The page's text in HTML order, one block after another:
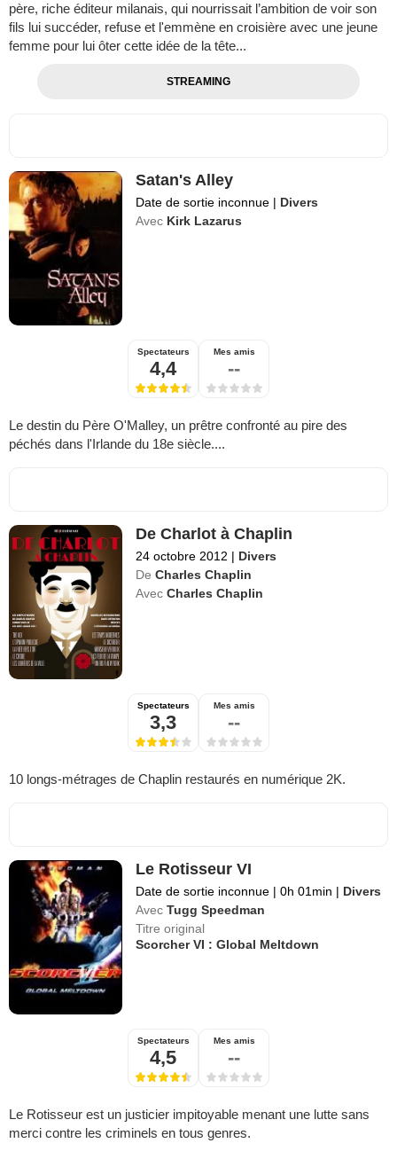
père, riche éditeur milanais, qui nourrissait l’ambition de voir son
fils lui succéder, refuse et l'emmène en croisière avec une jeune
femme pour lui ôter cette idée de la tête...
STREAMING
Satan's Alley
Date de sortie inconnue | Divers
Avec Kirk Lazarus
Spectateurs
4,4
Mes amis
--
Le destin du Père O'Malley, un prêtre confronté au pire des
péchés dans l'Irlande du 18e siècle....
De Charlot à Chaplin
24 octobre 2012 | Divers
De Charles Chaplin
Avec Charles Chaplin
Spectateurs
3,3
Mes amis
--
10 longs-métrages de Chaplin restaurés en numérique 2K.
Le Rotisseur VI
Date de sortie inconnue | 0h 01min | Divers
Avec Tugg Speedman
Titre original
Scorcher VI : Global Meltdown
Spectateurs
4,5
Mes amis
--
Le Rotisseur est un justicier impitoyable menant une lutte sans
merci contre les criminels en tous genres.